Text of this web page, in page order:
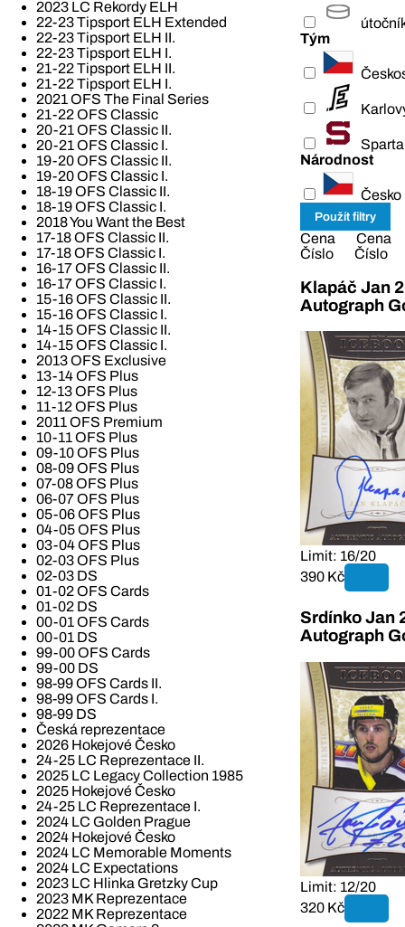
2023 LC Rekordy ELH
22-23 Tipsport ELH Extended
22-23 Tipsport ELH II.
22-23 Tipsport ELH I.
21-22 Tipsport ELH II.
21-22 Tipsport ELH I.
2021 OFS The Final Series
21-22 OFS Classic
20-21 OFS Classic II.
20-21 OFS Classic I.
19-20 OFS Classic II.
19-20 OFS Classic I.
18-19 OFS Classic II.
18-19 OFS Classic I.
2018 You Want the Best
17-18 OFS Classic II.
17-18 OFS Classic I.
16-17 OFS Classic II.
16-17 OFS Classic I.
15-16 OFS Classic II.
15-16 OFS Classic I.
14-15 OFS Classic II.
14-15 OFS Classic I.
2013 OFS Exclusive
13-14 OFS Plus
12-13 OFS Plus
11-12 OFS Plus
2011 OFS Premium
10-11 OFS Plus
09-10 OFS Plus
08-09 OFS Plus
07-08 OFS Plus
06-07 OFS Plus
05-06 OFS Plus
04-05 OFS Plus
03-04 OFS Plus
02-03 OFS Plus
02-03 DS
01-02 OFS Cards
01-02 DS
00-01 OFS Cards
00-01 DS
99-00 OFS Cards
99-00 DS
98-99 OFS Cards II.
98-99 OFS Cards I.
98-99 DS
Česká reprezentace
2026 Hokejové Česko
24-25 LC Reprezentace II.
2025 LC Legacy Collection 1985
2025 Hokejové Česko
24-25 LC Reprezentace I.
2024 LC Golden Prague
2024 Hokejové Česko
2024 LC Memorable Moments
2024 LC Expectations
2023 LC Hlinka Gretzky Cup
2023 MK Reprezentace
2022 MK Reprezentace
Tým
Národnost
Česko
Cena
Cena
Číslo
Číslo
Klapáč Jan
Autograph
Limit: 16/20
390 Kč
Srdínko Jan
Autograph
Limit: 12/20
320 Kč